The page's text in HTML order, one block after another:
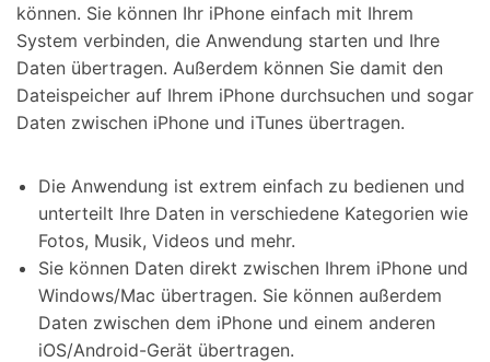
können. Sie können Ihr iPhone einfach mit Ihrem
System verbinden, die Anwendung starten und Ihre
Daten übertragen. Außerdem können Sie damit den
Dateispeicher auf Ihrem iPhone durchsuchen und sogar
Daten zwischen iPhone und iTunes übertragen.
Die Anwendung ist extrem einfach zu bedienen und
unterteilt Ihre Daten in verschiedene Kategorien wie
Fotos, Musik, Videos und mehr.
Sie können Daten direkt zwischen Ihrem iPhone und
Windows/Mac übertragen. Sie können außerdem
Daten zwischen dem iPhone und einem anderen
iOS/Android-Gerät übertragen.